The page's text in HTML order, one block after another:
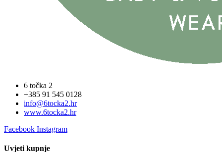
6 točka 2
+385 91 545 0128
info@6tocka2.hr
www.6tocka2.hr
Facebook Instagram
Uvjeti kupnje